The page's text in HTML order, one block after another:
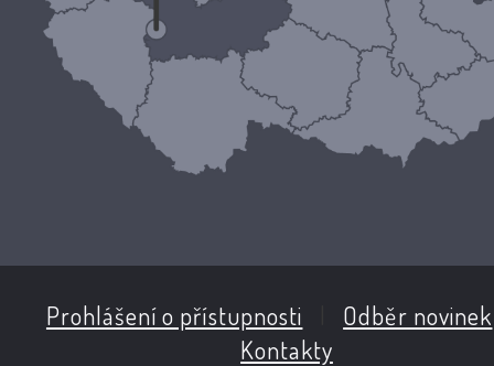
Prohlášení o přístupnosti Odběr novinek
Kontakty